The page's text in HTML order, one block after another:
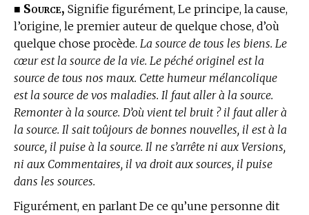
■ Source, Signifie figurément, Le principe, la cause,
l’origine, le premier auteur de quelque chose, d’où
quelque chose procède. La source de tous les biens. Le
cœur est la source de la vie. Le péché originel est la
source de tous nos maux. Cette humeur mélancolique
est la source de vos maladies. Il faut aller à la source.
Remonter à la source. D’où vient tel bruit ? il faut aller à
la source. Il sait toûjours de bonnes nouvelles, il est à la
source, il puise à la source. Il ne s’arrête ni aux Versions,
ni aux Commentaires, il va droit aux sources, il puise
dans les sources.
Figurément, en parlant De ce qu’une personne dit